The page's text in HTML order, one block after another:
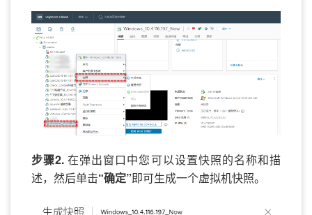
步骤2. 在弹出窗口中您可以设置快照的名称和描
述，然后单击“确定”即可生成一个虚拟机快照。